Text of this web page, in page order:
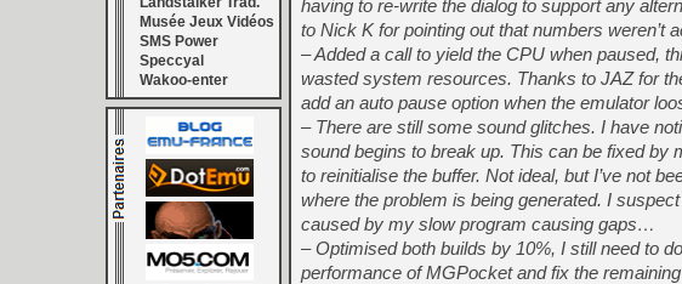
Musée Jeux Vidéos
SMS Power
Speccyal
Wakoo-enter
having to re-write the dialog to support any
to Nick K for pointing out that numbers weren’t
– Added a call to yield the CPU when paused,
wasted system resources. Thanks to JAZ for
add an auto pause option when the emulator
– There are still some sound glitches. I have
sound begins to break up. This can be fixed by
to reinitialise the buffer. Not ideal, but I’ve not
where the problem is being generated. I
caused by my slow program causing gaps…
– Optimised both builds by 10%, I still need to
performance of MGPocket and fix the